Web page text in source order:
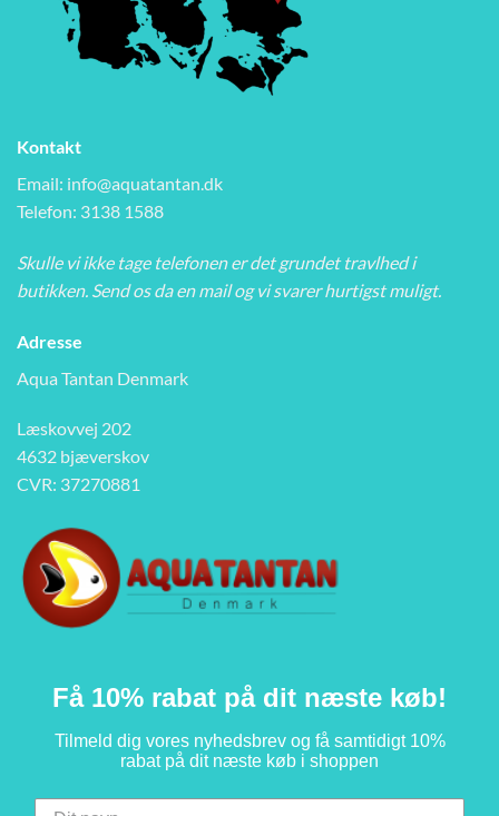
Kontakt
Email: info@aquatantan.dk
Telefon: 3138 1588
Skulle vi ikke tage telefonen er det grundet travlhed i
butikken. Send os da en mail og vi svarer hurtigst muligt.
Adresse
Aqua Tantan Denmark
Læskovvej 202
4632 bjæverskov
CVR: 37270881
Få 10% rabat på dit næste køb!
Tilmeld dig vores nyhedsbrev og få samtidigt 10%
rabat på dit næste køb i shoppen